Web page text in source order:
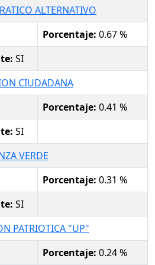
ALTERNATIVO
Porcentaje: 0.67 %
SI
CIUDADANA
Porcentaje: 0.41 %
SI
VERDE
Porcentaje: 0.31 %
SI
PATRIOTICA "UP"
Porcentaje: 0.24 %